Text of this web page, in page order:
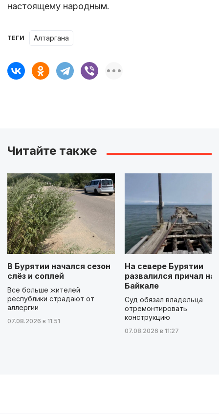
настоящему народным.
ТЕГИ Алтаргана
Читайте также
В Бурятии начался сезон
слёз и соплей
Все больше жителей
республики страдают от
аллергии
07.08.2026 в 11:51
На севере Бурятии
развалился причал на
Байкале
Суд обязал владельца
отремонтировать
конструкцию
07.08.2026 в 11:27